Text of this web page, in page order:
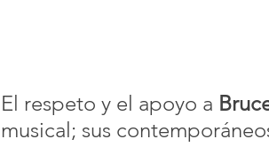
El respeto y el apoyo a
musical; sus